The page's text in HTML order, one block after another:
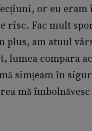
or eu eram
risc. Fac mult
plus, am atuul
lumea compara
simțeam în
mă